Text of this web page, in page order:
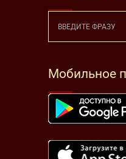
Мобильное